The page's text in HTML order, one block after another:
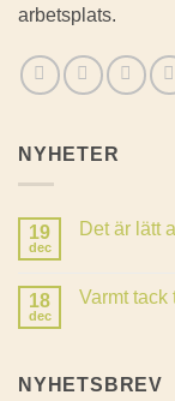
arbetsplats.
NYHETER
19
dec
Det är lätt
Det
18
dec
Varmt tack
tack
NYHETSBREV